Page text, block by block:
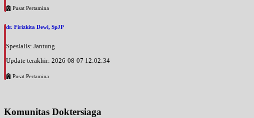
Pusat Pertamina
dr. Firizkita Dewi, SpJP
Spesialis: Jantung
Update terakhir: 2026-08-07 12:02:34
Pusat Pertamina
Komunitas Doktersiaga